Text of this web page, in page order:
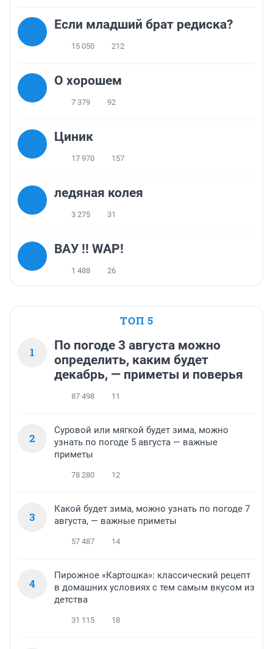
Если младший брат редиска?
15 050 212
О хорошем
7 379 92
Циник
17 970 157
ледяная колея
3 275 31
ВАУ !! WAP!
1 488 26
ТОП 5
1
По погоде 3 августа можно
определить, каким будет
декабрь, — приметы и поверья
87 498 11
2
Суровой или мягкой будет зима, можно
узнать по погоде 5 августа — важные
приметы
78 280 12
3
Какой будет зима, можно узнать по погоде 7
августа, — важные приметы
57 487 14
4
Пирожное «Картошка»: классический рецепт
в домашних условиях с тем самым вкусом из
детства
31 115 18